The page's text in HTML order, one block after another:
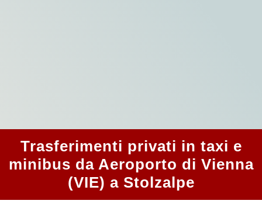
Trasferimenti privati in taxi e
minibus da Aeroporto di Vienna
(VIE) a Stolzalpe